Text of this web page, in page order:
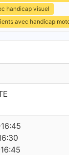
handicap visuel
avec handicap